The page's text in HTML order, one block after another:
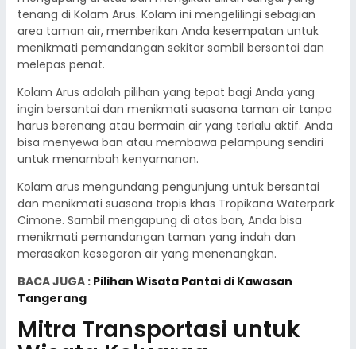
tenang di Kolam Arus. Kolam ini mengelilingi sebagian
area taman air, memberikan Anda kesempatan untuk
menikmati pemandangan sekitar sambil bersantai dan
melepas penat.
Kolam Arus adalah pilihan yang tepat bagi Anda yang
ingin bersantai dan menikmati suasana taman air tanpa
harus berenang atau bermain air yang terlalu aktif. Anda
bisa menyewa ban atau membawa pelampung sendiri
untuk menambah kenyamanan.
Kolam arus mengundang pengunjung untuk bersantai
dan menikmati suasana tropis khas Tropikana Waterpark
Cimone. Sambil mengapung di atas ban, Anda bisa
menikmati pemandangan taman yang indah dan
merasakan kesegaran air yang menenangkan.
BACA JUGA : Pilihan Wisata Pantai di Kawasan
Tangerang
Mitra Transportasi untuk